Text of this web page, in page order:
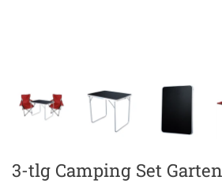
3-tlg Camping Set